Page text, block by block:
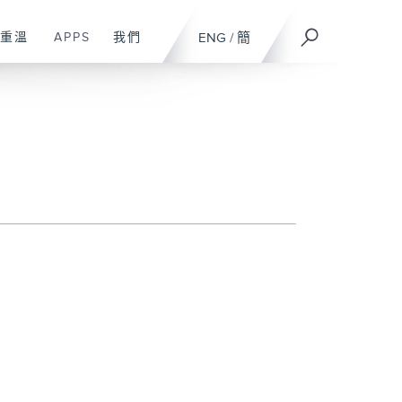
ENG / 簡
重溫 APPS 我們